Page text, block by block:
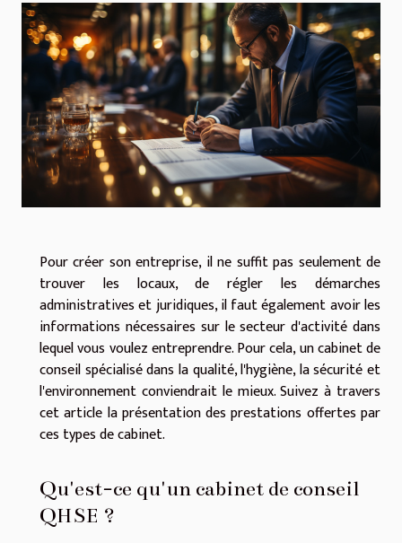
Pour créer son entreprise, il ne suffit pas seulement de
trouver les locaux, de régler les démarches
administratives et juridiques, il faut également avoir les
informations nécessaires sur le secteur d'activité dans
lequel vous voulez entreprendre. Pour cela, un cabinet de
conseil spécialisé dans la qualité, l'hygiène, la sécurité et
l'environnement conviendrait le mieux. Suivez à travers
cet article la présentation des prestations offertes par
ces types de cabinet.
Qu'est-ce qu'un cabinet de conseil
QHSE ?